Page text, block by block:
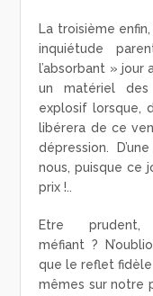
La troisième
inquiétude
l’absorbant » jour
un matériel
explosif lorsque,
libérera de ce
dépression.
nous, puisque ce
prix !..
Etre
méfiant ?
que le reflet
mêmes sur notre